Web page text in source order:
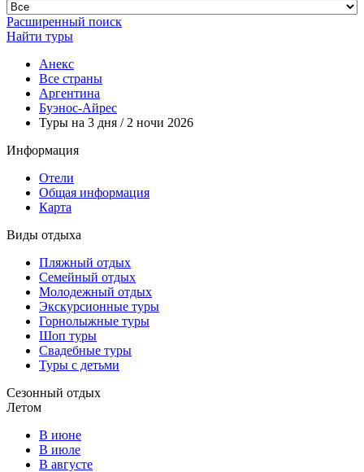
Расширенный поиск
Найти туры
Анекс
Все страны
Аргентина
Буэнос-Айрес
Туры на 3 дня / 2 ночи 2026
Информация
Отели
Общая информация
Карта
Виды отдыха
Пляжный отдых
Семейный отдых
Молодежный отдых
Экскурсионные туры
Горнолыжные туры
Шоп туры
Свадебные туры
Туры с детьми
Сезонный отдых
Летом
В июне
В июле
В августе